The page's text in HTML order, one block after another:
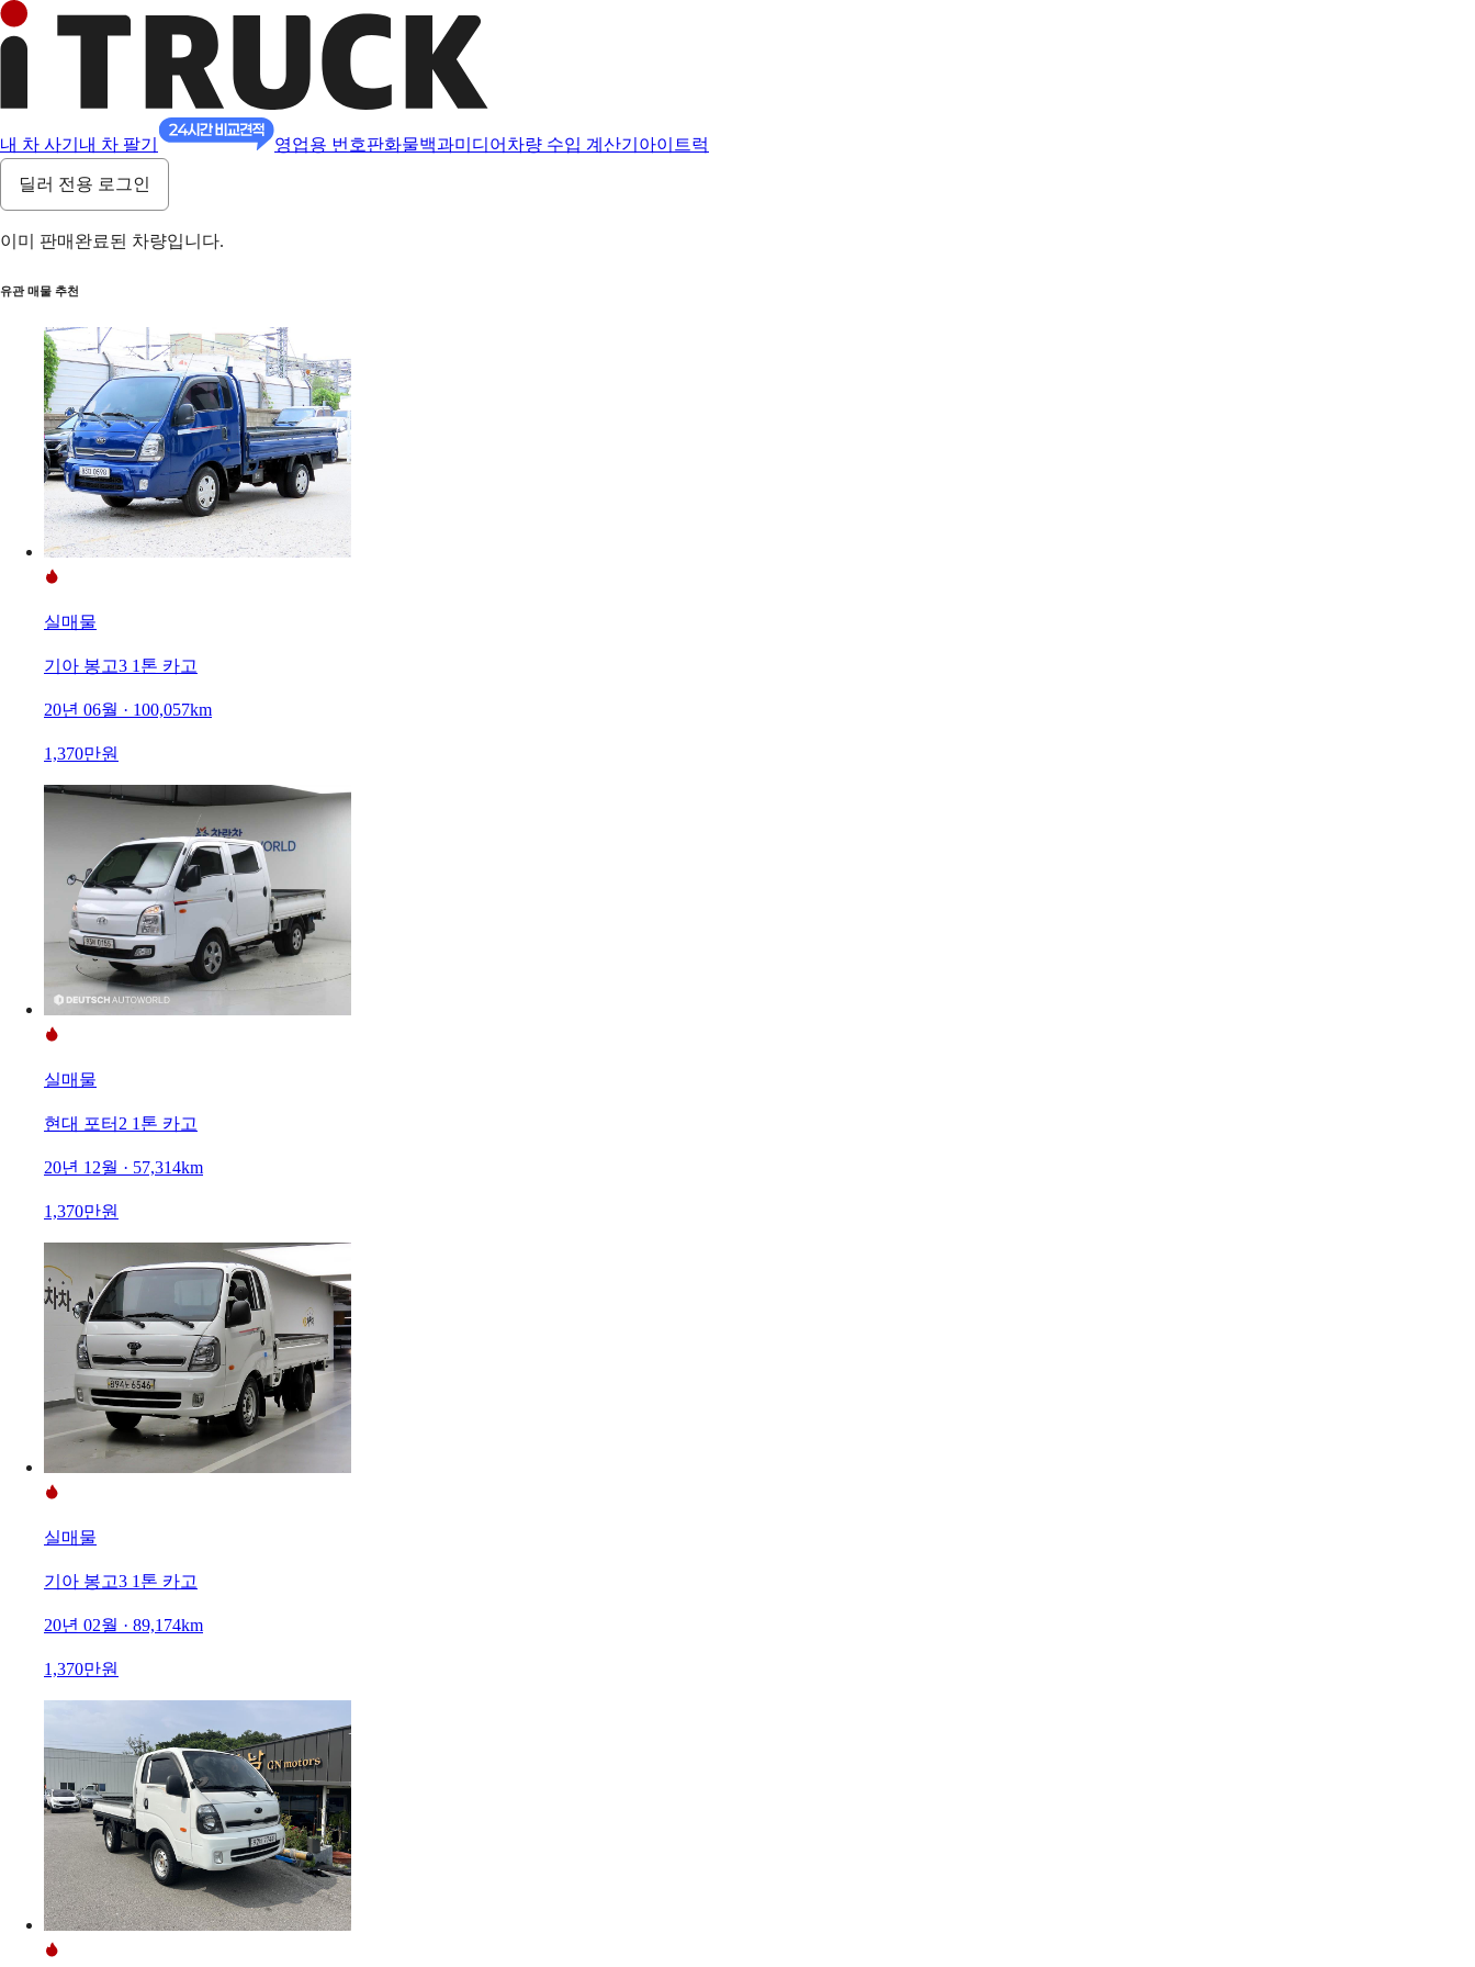
내 차 사기 내 차 팔기 영업용 번호판화물백과미디어 차량 수입 계산기 아이트럭
딜러 전용 로그인
이미 판매완료된 차량입니다.
유관 매물 추천
실매물
기아 봉고3 1톤 카고
20년 06월 · 100,057km
1,370만원
실매물
현대 포터2 1톤 카고
20년 12월 · 57,314km
1,370만원
실매물
기아 봉고3 1톤 카고
20년 02월 · 89,174km
1,370만원